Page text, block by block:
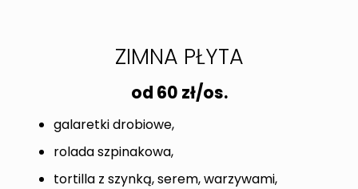
ZIMNA PŁYTA
od 60 zł/os.
galaretki drobiowe,
rolada szpinakowa,
tortilla z szynką, serem, warzywami,